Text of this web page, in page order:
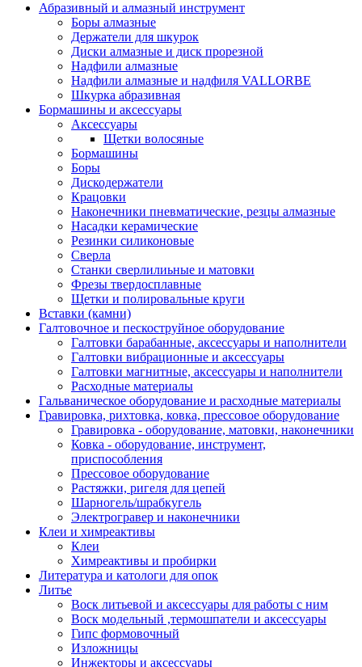
Абразивный и алмазный инструмент
Боры алмазные
Держатели для шкурок
Диски алмазные и диск прорезной
Надфили алмазные
Надфили алмазные и надфиля VALLORBE
Шкурка абразивная
Бормашины и аксессуары
Аксессуары
Щетки волосяные
Бормашины
Боры
Дискодержатели
Крацовки
Наконечники пневматические, резцы алмазные
Насадки керамические
Резинки силиконовые
Сверла
Станки сверлилиьные и матовки
Фрезы твердосплавные
Щетки и полировальные круги
Вставки (камни)
Галтовочное и пескоструйное оборудование
Галтовки барабанные, аксессуары и наполнители
Галтовки вибрационные и аксессуары
Галтовки магнитные, аксессуары и наполнители
Расходные материалы
Гальваническое оборудование и расходные материалы
Гравировка, рихтовка, ковка, прессовое оборудование
Гравировка - оборудование, матовки, наконечники
Ковка - оборудование, инструмент,
приспособления
Прессовое оборудование
Растяжки, ригеля для цепей
Шарногель/шрабкугель
Электрогравер и наконечники
Клеи и химреактивы
Клеи
Химреактивы и пробирки
Литература и катологи для опок
Литье
Воск литьевой и аксессуары для работы с ним
Воск модельный ,термошпатели и аксессуары
Гипс формовочный
Изложницы
Инжекторы и аксессуары